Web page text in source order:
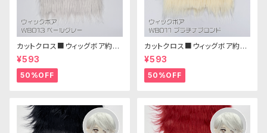
カットクロス■ウィッグボア約8c
m(ペールグレー)WB013 ボア
生地 25cm × 45cm
¥593
50%OFF
カットクロス■ウィッグボア約8c
m(プラチナブロンド)WB011 ボ
ア生地 25cm × 45cm
¥593
50%OFF